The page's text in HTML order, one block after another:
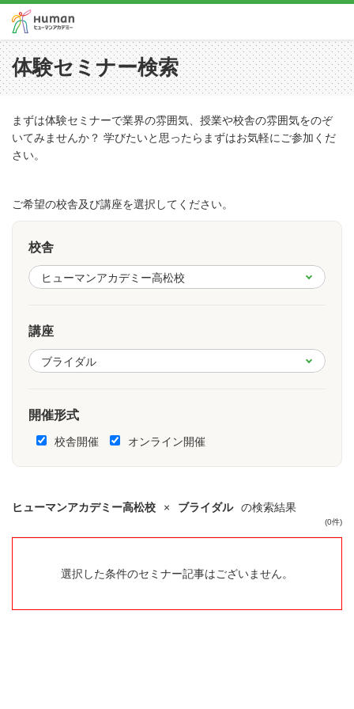
体験セミナー検索
まずは体験セミナーで業界の雰囲気、授業や校舎の雰囲気をのぞ
いてみませんか？ 学びたいと思ったらまずはお気軽にご参加くだ
さい。
ご希望の校舎及び講座を選択してください。
校舎
講座
開催形式
校舎開催 オンライン開催
ヒューマンアカデミー高松校 × ブライダル の検索結果
(0件)
選択した条件のセミナー記事はございません。